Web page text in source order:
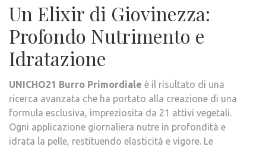
Un Elixir di Giovinezza:
Profondo Nutrimento e
Idratazione
UNICHO21 Burro Primordiale è il risultato di una
ricerca avanzata che ha portato alla creazione di una
formula esclusiva, impreziosita da 21 attivi vegetali.
Ogni applicazione giornaliera nutre in profondità e
idrata la pelle, restituendo elasticità e vigore. Le